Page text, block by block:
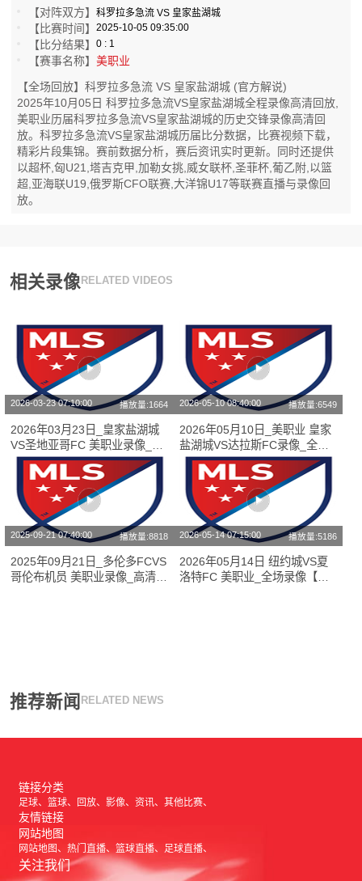
【对阵双方】科罗拉多急流 VS 皇家盐湖城
【比赛时间】2025-10-05 09:35:00
【比分结果】0 : 1
【赛事名称】美职业
【全场回放】科罗拉多急流 VS 皇家盐湖城 (官方解说)
2025年10月05日 科罗拉多急流VS皇家盐湖城全程录像高清回放,
美职业历届科罗拉多急流VS皇家盐湖城的历史交锋录像高清回
放。科罗拉多急流VS皇家盐湖城历届比分数据，比赛视频下载，
精彩片段集锦。赛前数据分析，赛后资讯实时更新。同时还提供
以超杯,匈U21,塔吉克甲,加勒女挑,威女联杯,圣菲杯,葡乙附,以篮
超,亚海联U19,俄罗斯CFO联赛,大洋锦U17等联赛直播与录像回
放。
相关录像 RELATED VIDEOS
2026-03-23 07:10:00 播放量:1664
2026年03月23日_皇家盐湖城
VS圣地亚哥FC 美职业录像_高
清录像【全场回放】
2026-05-10 08:40:00 播放量:6549
2026年05月10日_美职业 皇家
盐湖城VS达拉斯FC录像_全场
录像【全场回放】
2025-09-21 07:40:00 播放量:8818
2025年09月21日_多伦多FCVS
哥伦布机员 美职业录像_高清录
2026-05-14 07:15:00 播放量:5186
2026年05月14日 纽约城VS夏
洛特FC 美职业_全场录像【视
推荐新闻 RELATED NEWS
链接分类
足球 篮球 回放 影像 资讯 其他比赛
友情链接
网站地图
网站地图 热门直播 篮球直播 足球直播
关注我们